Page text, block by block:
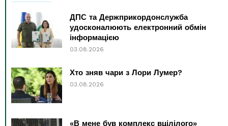
ДПС та Держприкордонслужба
удосконалюють електронний обмін
інформацією
03.08.2026
Хто зняв чари з Лори Лумер?
03.08.2026
«В мене був комплекс вцілілого»